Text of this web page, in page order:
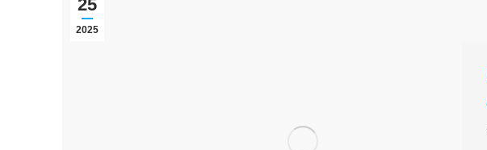
25
2025